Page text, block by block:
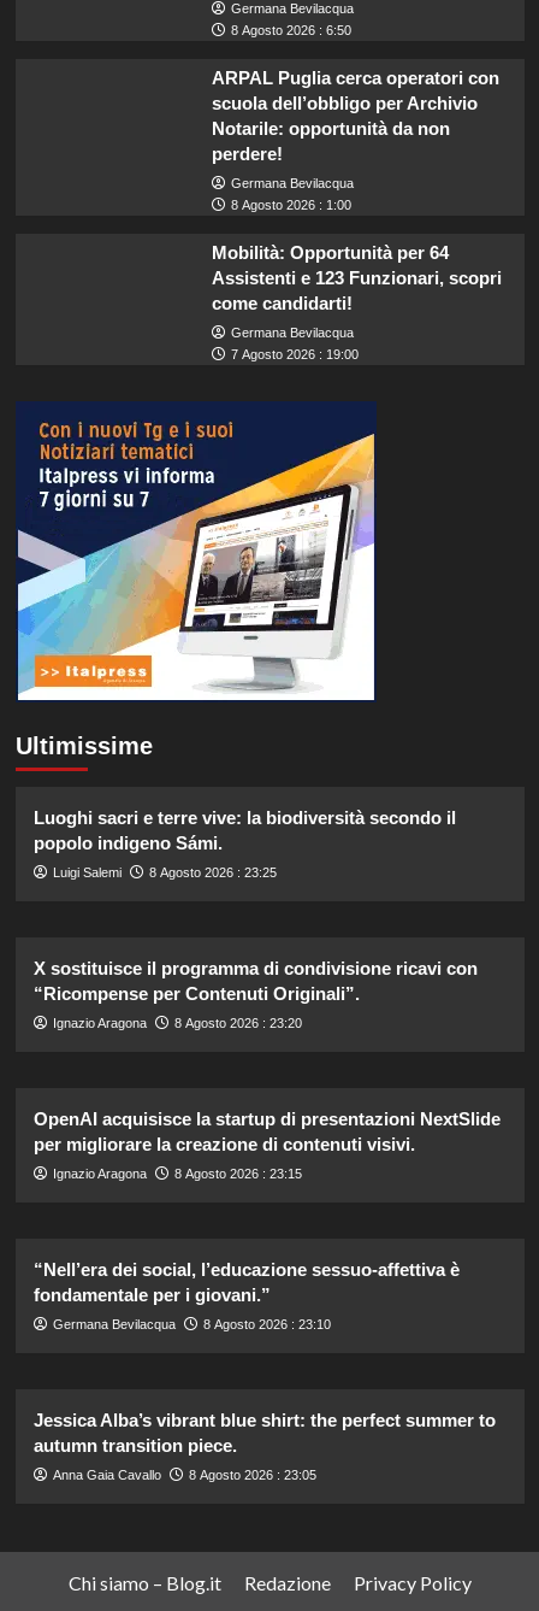
Germana Bevilacqua
8 Agosto 2026 : 6:50
ARPAL Puglia cerca operatori con
scuola dell’obbligo per Archivio
Notarile: opportunità da non
perdere!
Germana Bevilacqua
8 Agosto 2026 : 1:00
Mobilità: Opportunità per 64
Assistenti e 123 Funzionari, scopri
come candidarti!
Germana Bevilacqua
7 Agosto 2026 : 19:00
Ultimissime
Luoghi sacri e terre vive: la biodiversità secondo il
popolo indigeno Sámi.
Luigi Salemi 8 Agosto 2026 : 23:25
X sostituisce il programma di condivisione ricavi con
“Ricompense per Contenuti Originali”.
Ignazio Aragona 8 Agosto 2026 : 23:20
OpenAI acquisisce la startup di presentazioni NextSlide
per migliorare la creazione di contenuti visivi.
Ignazio Aragona 8 Agosto 2026 : 23:15
“Nell’era dei social, l’educazione sessuo-affettiva è
fondamentale per i giovani.”
Germana Bevilacqua 8 Agosto 2026 : 23:10
Jessica Alba’s vibrant blue shirt: the perfect summer to
autumn transition piece.
Anna Gaia Cavallo 8 Agosto 2026 : 23:05
Chi siamo – Blog.it Redazione Privacy Policy